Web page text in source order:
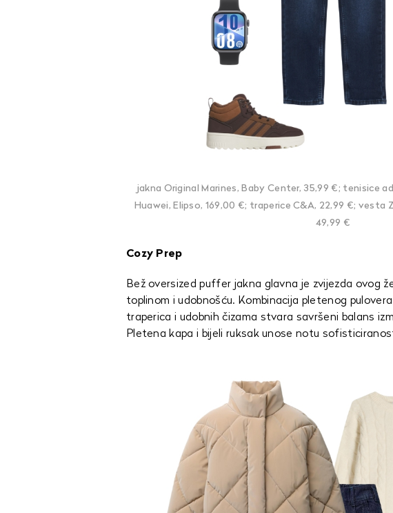
jakna Original Marines, Baby Center, 35,99 €; tenisice
Huawei, Elipso, 169,00 €; traperice C&A, 22,99 €; vesta
49,99 €
Cozy Prep
Bež oversized puffer jakna glavna je zvijezda ovog
toplinom i udobnošću. Kombinacija pletenog
traperica i udobnih čizama stvara savršeni balans
Pletena kapa i bijeli ruksak unose notu